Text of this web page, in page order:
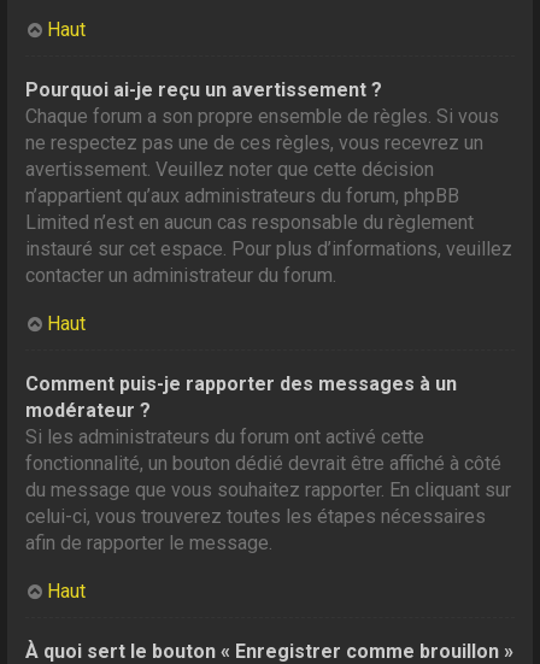
Haut
Pourquoi ai-je reçu un avertissement ?
Chaque forum a son propre ensemble de règles. Si vous
ne respectez pas une de ces règles, vous recevrez un
avertissement. Veuillez noter que cette décision
n’appartient qu’aux administrateurs du forum, phpBB
Limited n’est en aucun cas responsable du règlement
instauré sur cet espace. Pour plus d’informations, veuillez
contacter un administrateur du forum.
Haut
Comment puis-je rapporter des messages à un
modérateur ?
Si les administrateurs du forum ont activé cette
fonctionnalité, un bouton dédié devrait être affiché à côté
du message que vous souhaitez rapporter. En cliquant sur
celui-ci, vous trouverez toutes les étapes nécessaires
afin de rapporter le message.
Haut
À quoi sert le bouton « Enregistrer comme brouillon »